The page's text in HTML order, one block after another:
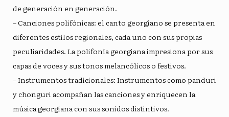
de generación en generación.
– Canciones polifónicas: el canto georgiano se presenta en
diferentes estilos regionales, cada uno con sus propias
peculiaridades. La polifonía georgiana impresiona por sus
capas de voces y sus tonos melancólicos o festivos.
– Instrumentos tradicionales: Instrumentos como panduri
y chonguri acompañan las canciones y enriquecen la
música georgiana con sus sonidos distintivos.